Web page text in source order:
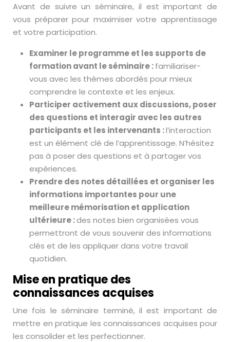
Avant de suivre un séminaire, il est important de
vous préparer pour maximiser votre apprentissage
et votre participation.
Examiner le programme et les supports de
formation avant le séminaire :familiariser-
vous avec les thèmes abordés pour mieux
comprendre le contexte et les enjeux.
Participer activement aux discussions, poser
des questions et interagir avec les autres
participants et les intervenants :l’interaction
est un élément clé de l’apprentissage. N’hésitez
pas à poser des questions et à partager vos
expériences.
Prendre des notes détaillées et organiser les
informations importantes pour une
meilleure mémorisation et application
ultérieure :des notes bien organisées vous
permettront de vous souvenir des informations
clés et de les appliquer dans votre travail
quotidien.
Mise en pratique des
connaissances acquises
Une fois le séminaire terminé, il est important de
mettre en pratique les connaissances acquises pour
les consolider et les perfectionner.